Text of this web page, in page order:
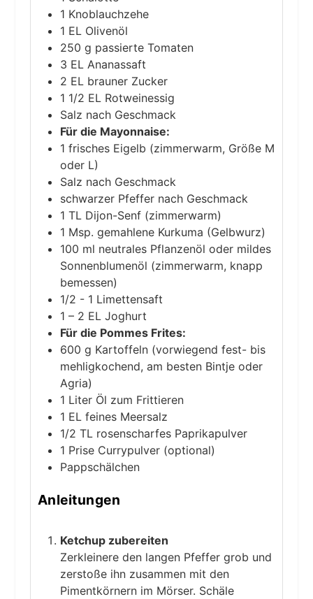
1 Knoblauchzehe
1 EL Olivenöl
250 g passierte Tomaten
3 EL Ananassaft
2 EL brauner Zucker
1 1/2 EL Rotweinessig
Salz nach Geschmack
Für die Mayonnaise:
1 frisches Eigelb (zimmerwarm, Größe M
oder L)
Salz nach Geschmack
schwarzer Pfeffer nach Geschmack
1 TL Dijon-Senf (zimmerwarm)
1 Msp. gemahlene Kurkuma (Gelbwurz)
100 ml neutrales Pflanzenöl oder mildes
Sonnenblumenöl (zimmerwarm, knapp
bemessen)
1/2 - 1 Limettensaft
1 – 2 EL Joghurt
Für die Pommes Frites:
600 g Kartoffeln (vorwiegend fest- bis
mehligkochend, am besten Bintje oder
Agria)
1 Liter Öl zum Frittieren
1 EL feines Meersalz
1/2 TL rosenscharfes Paprikapulver
1 Prise Currypulver (optional)
Pappschälchen
Anleitungen
Ketchup zubereiten
Zerkleinere den langen Pfeffer grob und
zerstoße ihn zusammen mit den
Pimentkörnern im Mörser. Schäle